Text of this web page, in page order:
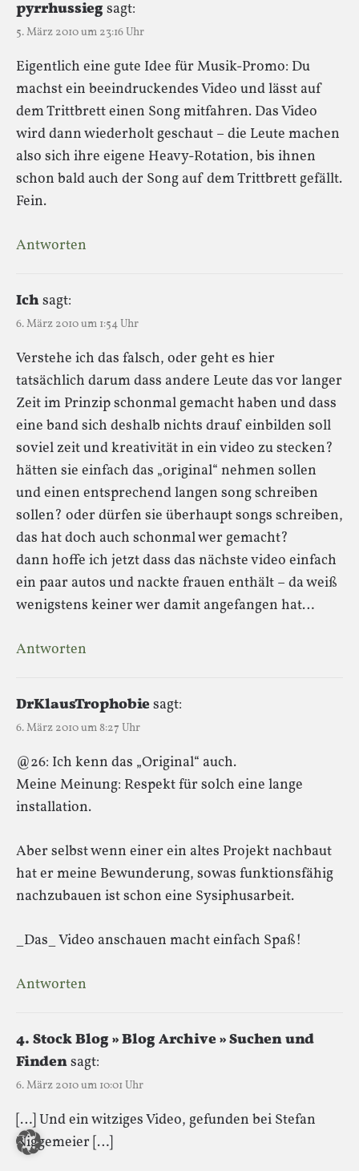
pyrrhussiegsagt:
5. März 2010 um 23:16 Uhr
Eigentlich eine gute Idee für Musik-Promo: Du
machst ein beeindruckendes Video und lässt auf
dem Trittbrett einen Song mitfahren. Das Video
wird dann wiederholt geschaut – die Leute machen
also sich ihre eigene Heavy-Rotation, bis ihnen
schon bald auch der Song auf dem Trittbrett gefällt.
Fein.
Antworten
Ich sagt:
6. März 2010 um 1:54 Uhr
Verstehe ich das falsch, oder geht es hier
tatsächlich darum dass andere Leute das vor langer
Zeit im Prinzip schonmal gemacht haben und dass
eine band sich deshalb nichts drauf einbilden soll
soviel zeit und kreativität in ein video zu stecken?
hätten sie einfach das „original“ nehmen sollen
und einen entsprechend langen song schreiben
sollen? oder dürfen sie überhaupt songs schreiben,
das hat doch auch schonmal wer gemacht?
dann hoffe ich jetzt dass das nächste video einfach
ein paar autos und nackte frauen enthält – da weiß
wenigstens keiner wer damit angefangen hat…
Antworten
DrKlausTrophobiesagt:
6. März 2010 um 8:27 Uhr
@26: Ich kenn das „Original“ auch.
Meine Meinung: Respekt für solch eine lange
installation.
Aber selbst wenn einer ein altes Projekt nachbaut
hat er meine Bewunderung, sowas funktionsfähig
nachzubauen ist schon eine Sysiphusarbeit.
_Das_ Video anschauen macht einfach Spaß!
Antworten
4. Stock Blog » Blog Archive » Suchen und
Findensagt:
6. März 2010 um 10:01 Uhr
[…] Und ein witziges Video, gefunden bei Stefan
Niggemeier […]